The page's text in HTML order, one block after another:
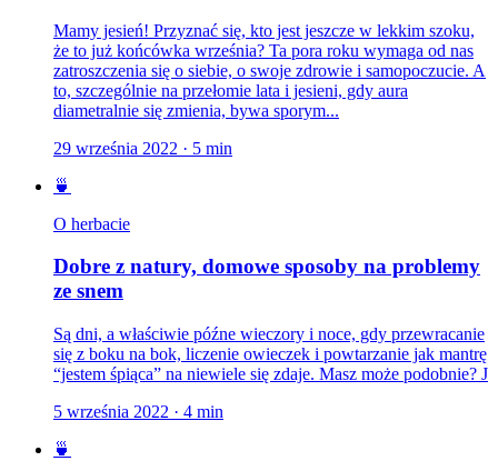
Mamy jesień! Przyznać się, kto jest jeszcze w lekkim szoku,
że to już końcówka września? Ta pora roku wymaga od nas
zatroszczenia się o siebie, o swoje zdrowie i samopoczucie. A
to, szczególnie na przełomie lata i jesieni, gdy aura
diametralnie się zmienia, bywa sporym...
29 września 2022 · 5 min
🍵
O herbacie
Dobre z natury, domowe sposoby na problemy
ze snem
Są dni, a właściwie późne wieczory i noce, gdy przewracanie
się z boku na bok, liczenie owieczek i powtarzanie jak mantrę
“jestem śpiąca” na niewiele się zdaje. Masz może podobnie? J
5 września 2022 · 4 min
🍵